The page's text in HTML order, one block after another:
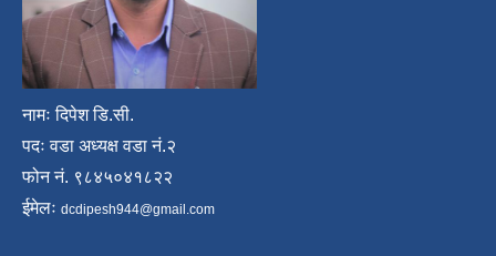
नामः दिपेश डि.सी.
पदः वडा अध्यक्ष वडा नं.२
फोन नं. ९८४५०४१८२२
ईमेलः dcdipesh944@gmail.com